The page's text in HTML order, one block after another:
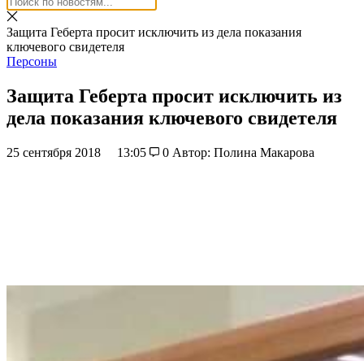
Защита Геберта просит исключить из дела показания
ключевого свидетеля
Персоны
Защита Геберта просит исключить из
дела показания ключевого свидетеля
25 сентября 2018 13:05 0 Автор: Полина Макарова